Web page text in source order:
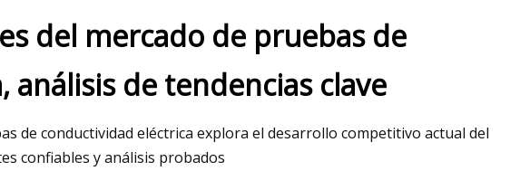
del mercado de pruebas de
de tendencias clave
de conductividad eléctrica explora el desarrollo competitivo actual del
confiables y análisis probados